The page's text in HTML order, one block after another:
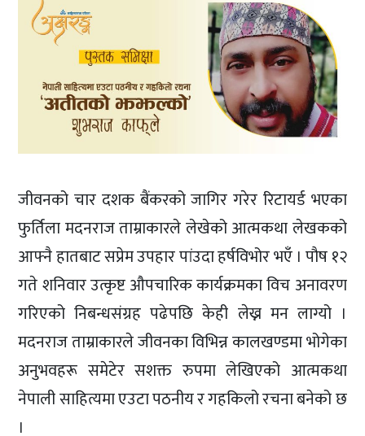
जीवनको चार दशक बैंकरको जागिर गरेर रिटायर्ड भएका
फुर्तिला मदनराज ताम्राकारले लेखेको आत्मकथा लेखकको
आफ्नै हातबाट सप्रेम उपहार पांउदा हर्षविभोर भएँ । पौष १२
गते शनिवार उत्कृष्ट औपचारिक कार्यक्रमका विच अनावरण
गरिएको निबन्धसंग्रह पढेपछि केही लेख्न मन लाग्यो ।
मदनराज ताम्राकारले जीवनका विभिन्न कालखण्डमा भोगेका
अनुभवहरू समेटेर सशक्त रुपमा लेखिएको आत्मकथा
नेपाली साहित्यमा एउटा पठनीय र गहकिलो रचना बनेको छ
।